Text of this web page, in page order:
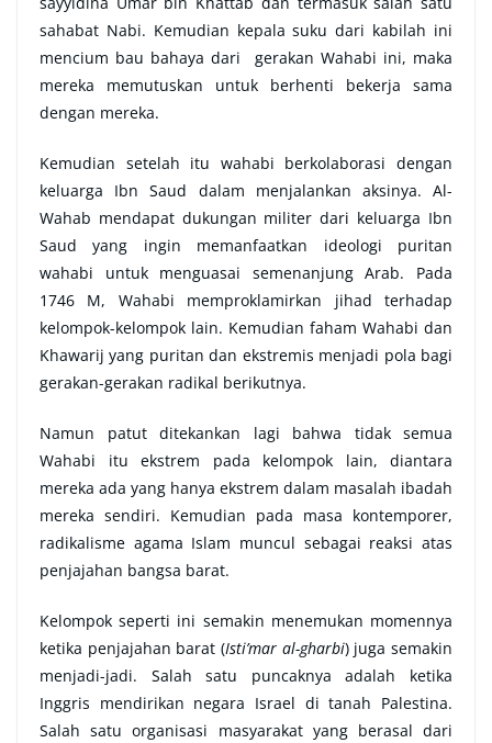
sahabat Nabi. Kemudian kepala suku dari kabilah ini
mencium bau bahaya dari gerakan Wahabi ini, maka
mereka memutuskan untuk berhenti bekerja sama
dengan mereka.
Kemudian setelah itu wahabi berkolaborasi dengan
keluarga Ibn Saud dalam menjalankan aksinya. Al-
Wahab mendapat dukungan militer dari keluarga Ibn
Saud yang ingin memanfaatkan ideologi puritan
wahabi untuk menguasai semenanjung Arab. Pada
1746 M, Wahabi memproklamirkan jihad terhadap
kelompok-kelompok lain. Kemudian faham Wahabi dan
Khawarij yang puritan dan ekstremis menjadi pola bagi
gerakan-gerakan radikal berikutnya.
Namun patut ditekankan lagi bahwa tidak semua
Wahabi itu ekstrem pada kelompok lain, diantara
mereka ada yang hanya ekstrem dalam masalah ibadah
mereka sendiri. Kemudian pada masa kontemporer,
radikalisme agama Islam muncul sebagai reaksi atas
penjajahan bangsa barat.
Kelompok seperti ini semakin menemukan momennya
ketika penjajahan barat (Isti’mar al-gharbi) juga semakin
menjadi-jadi. Salah satu puncaknya adalah ketika
Inggris mendirikan negara Israel di tanah Palestina.
Salah satu organisasi masyarakat yang berasal dari